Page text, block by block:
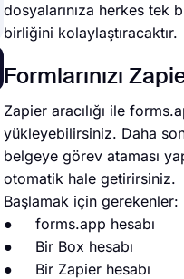
dosyalarınıza herkes tek
birliğini kolaylaştıracaktır.
Formlarınızı
Zapier aracılığı ile
yükleyebilirsiniz. Daha
belgeye görev ataması
otomatik hale getirirsiniz.
Başlamak için gerekenler:
● forms.app hesabı
● Bir Box hesabı
● Bir Zapier hesabı